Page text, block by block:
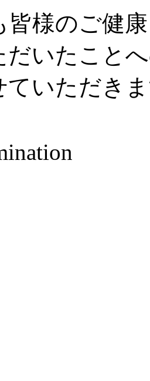
皆様のご健
だいたこと
ていただき